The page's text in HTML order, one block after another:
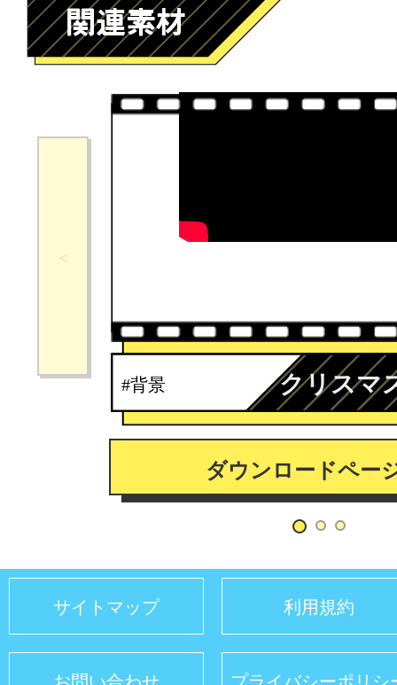
#背景 クリスマ
ダウンロードペー
サイトマップ 利用規約